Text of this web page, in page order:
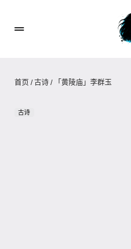
首页 /古诗 / 「黄陵庙」李群玉
古诗